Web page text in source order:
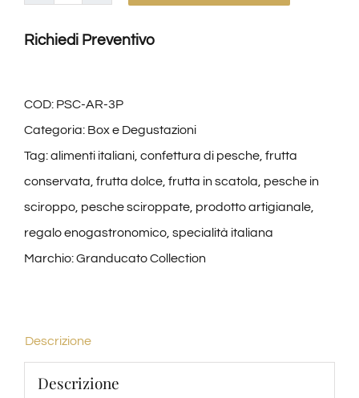
quantità
Richiedi Preventivo
COD: PSC-AR-3P
Categoria: Box e Degustazioni
Tag:alimenti italiani confettura di pesche frutta
conservata frutta dolce frutta in scatola pesche in
sciroppo pesche sciroppate prodotto artigianale
regalo enogastronomico specialità italiana
Marchio:Granducato Collection
Descrizione
Descrizione